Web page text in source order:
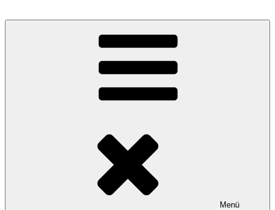
COUNTRYHOME
Wo die (Country-) Musik Zuhause ist
Menü